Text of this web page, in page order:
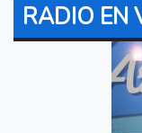
RADIO EN